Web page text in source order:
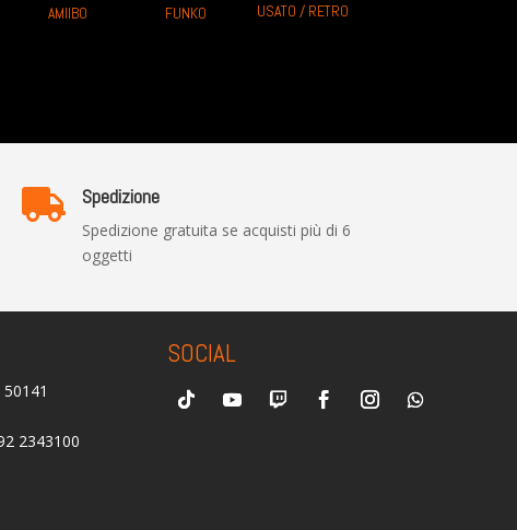
AMIIBO FUNKO USATO / RETRO
 Spedizione
Spedizione gratuita se acquisti più di 6
oggetti
2343100
SOCIAL